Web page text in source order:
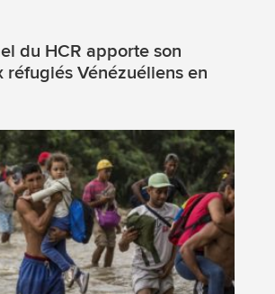
du HCR apporte son
réfugiés Vénézuéliens en